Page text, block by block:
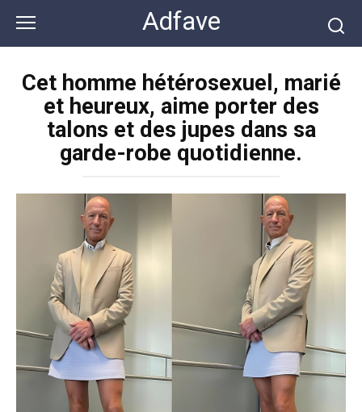
контенту
Adfave
Cet homme hétérosexuel, marié
et heureux, aime porter des
talons et des jupes dans sa
garde-robe quotidienne.